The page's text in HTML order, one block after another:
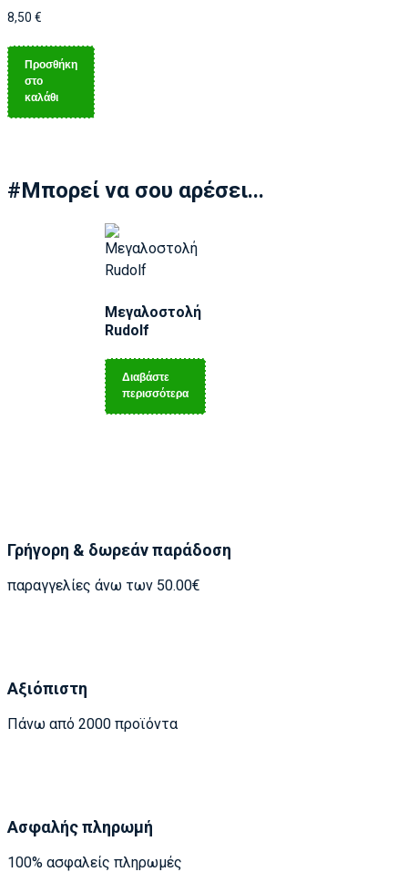
8,50 €
Προσθήκη
στο
καλάθι
#Μπορεί να σου αρέσει...
Μεγαλοστολή
Rudolf
Διαβάστε
περισσότερα
Γρήγορη & δωρεάν παράδοση
παραγγελίες άνω των 50.00€
Αξιόπιστη
Πάνω από 2000 προϊόντα
Ασφαλής πληρωμή
100% ασφαλείς πληρωμές